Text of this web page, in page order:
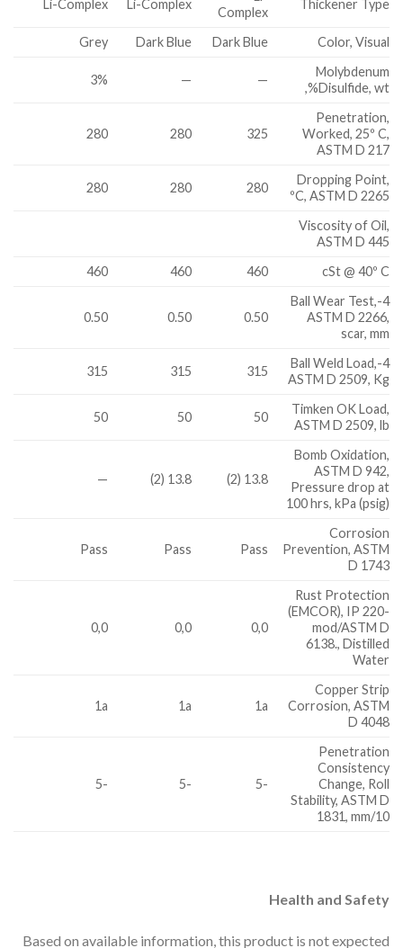
Thickener Type
Complex
Li-Complex
Li-Complex
Color, Visual
Dark Blue
Dark Blue
Grey
Molybdenum
Disulfide, wt%,
—
—
3%
Penetration,
Worked, 25º C,
ASTM D 217
325
280
280
Dropping Point,
ºC, ASTM D 2265
280
280
280
Viscosity of Oil,
ASTM D 445
cSt @ 40º C
460
460
460
4-Ball Wear Test,
ASTM D 2266,
scar, mm
0.50
0.50
0.50
4-Ball Weld Load,
ASTM D 2509, Kg
315
315
315
Timken OK Load,
ASTM D 2509, lb
50
50
50
Bomb Oxidation,
ASTM D 942,
Pressure drop at
100 hrs, kPa (psig)
13.8 (2)
13.8 (2)
—
Corrosion
Prevention, ASTM
D 1743
Pass
Pass
Pass
Rust Protection
(EMCOR), IP 220-
mod/ASTM D
6138., Distilled
Water
0,0
0,0
0,0
Copper Strip
Corrosion, ASTM
D 4048
1a
1a
1a
Penetration
Consistency
Change, Roll
Stability, ASTM D
1831, mm/10
-5
-5
-5
Health and Safety
Based on available information, this product is not expected